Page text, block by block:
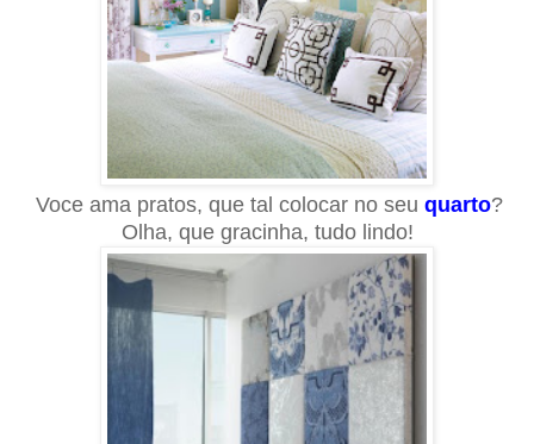
Voce ama pratos, que tal colocar no seu quarto?
Olha, que gracinha, tudo lindo!